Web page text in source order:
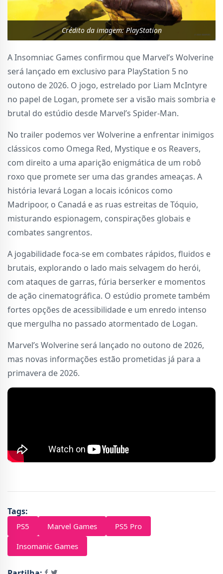
Crédito da imagem: PlayStation
A Insomniac Games confirmou que Marvel’s Wolverine
será lançado em exclusivo para PlayStation 5 no
outono de 2026. O jogo, estrelado por Liam McIntyre
no papel de Logan, promete ser a visão mais sombria e
brutal do estúdio desde Marvel’s Spider-Man.
No trailer podemos ver Wolverine a enfrentar inimigos
clássicos como Omega Red, Mystique e os Reavers,
com direito a uma aparição enigmática de um robô
roxo que promete ser uma das grandes ameaças. A
história levará Logan a locais icónicos como
Madripoor, o Canadá e as ruas estreitas de Tóquio,
misturando espionagem, conspirações globais e
combates sangrentos.
A jogabilidade foca-se em combates rápidos, fluidos e
brutais, explorando o lado mais selvagem do herói,
com ataques de garras, fúria berserker e momentos
de ação cinematográfica. O estúdio promete também
fortes opções de acessibilidade e um enredo intenso
que mergulha no passado atormentado de Logan.
Marvel’s Wolverine será lançado no outono de 2026,
mas novas informações estão prometidas já para a
primavera de 2026.
Tags:
PS5 Marvel Games
PS5 Pro
Insomanic Games